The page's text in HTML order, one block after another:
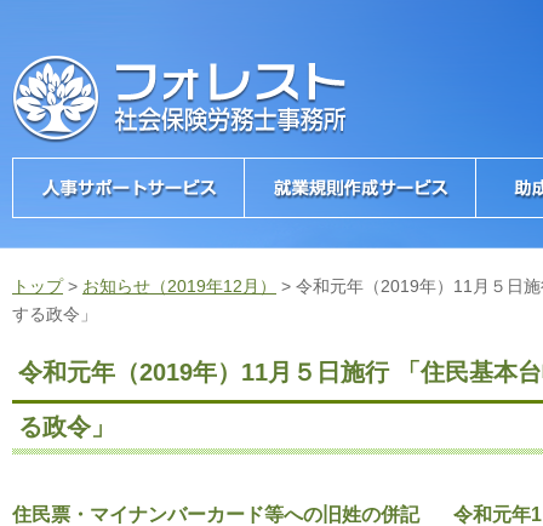
トップ> お知らせ（2019年12月） > 令和元年（2019年）11月５日
する政令」
令和元年（2019年）11月５日施行 「住民基本
る政令」
住民票・マイナンバーカード等への旧姓の併記 令和元年